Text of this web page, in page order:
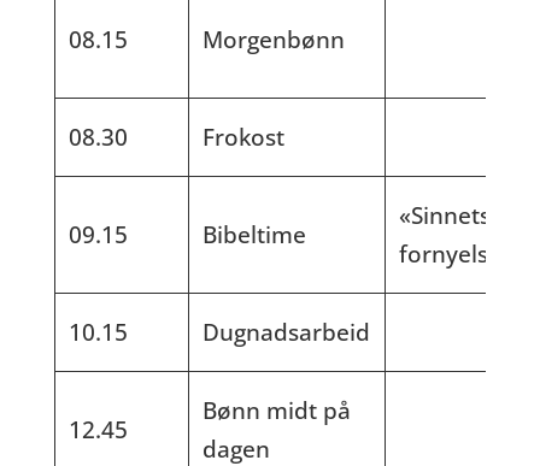
08.15 Morgenbønn
08.30 Frokost
09.15 Bibeltime
«Sinnets
fornyelse»
10.15 Dugnadsarbeid
12.45
Bønn midt på
dagen